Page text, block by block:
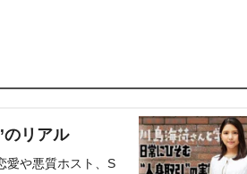
のリアル
愛や悪質ホスト、S